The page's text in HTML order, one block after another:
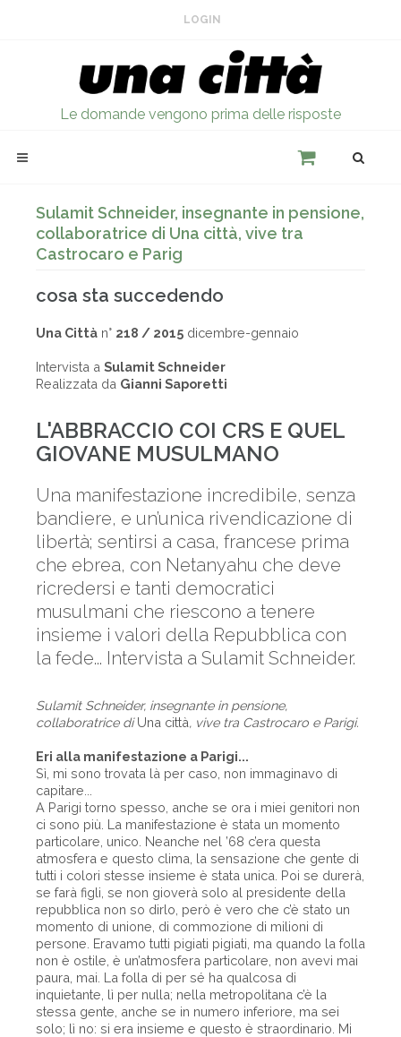
LOGIN
Le domande vengono prima delle risposte
Sulamit Schneider, insegnante in pensione,
collaboratrice di Una città, vive tra
Castrocaro e Parig
cosa sta succedendo
Una Città n° 218 / 2015 dicembre-gennaio
Intervista a Sulamit Schneider
Realizzata da Gianni Saporetti
L'ABBRACCIO COI CRS E QUEL
GIOVANE MUSULMANO
Una manifestazione incredibile, senza
bandiere, e un’unica rivendicazione di
libertà; sentirsi a casa, francese prima
che ebrea, con Netanyahu che deve
ricredersi e tanti democratici
musulmani che riescono a tenere
insieme i valori della Repubblica con
la fede... Intervista a Sulamit Schneider.
Sulamit Schneider, insegnante in pensione,
collaboratrice diUna città, vive tra Castrocaro e Parigi.
Eri alla manifestazione a Parigi...
Sì, mi sono trovata là per caso, non immaginavo di
capitare...
A Parigi torno spesso, anche se ora i miei genitori non
ci sono più. La manifestazione è stata un momento
particolare, unico. Neanche nel ’68 c’era questa
atmosfera e questo clima, la sensazione che gente di
tutti i colori stesse insieme è stata unica. Poi se durerà,
se farà figli, se non gioverà solo al presidente della
repubblica non so dirlo, però è vero che c’è stato un
momento di unione, di commozione di milioni di
persone. Eravamo tutti pigiati pigiati, ma quando la folla
non è ostile, è un’atmosfera particolare, non avevi mai
paura, mai. La folla di per sé ha qualcosa di
inquietante, lì per nulla; nella metropolitana c’è la
stessa gente, anche se in numero inferiore, ma sei
solo; lì no: si era insieme e questo è straordinario. Mi